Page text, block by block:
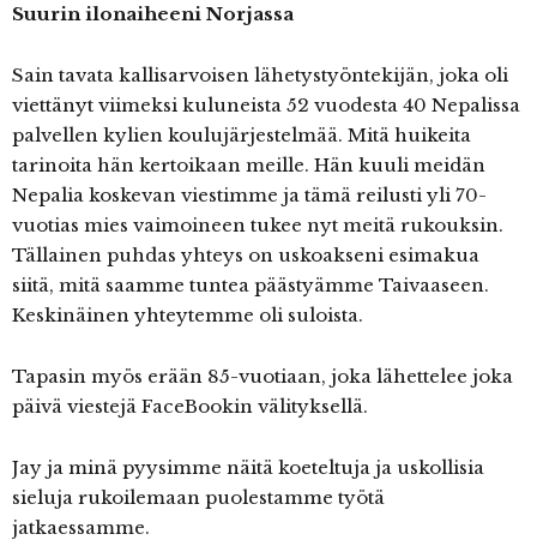
Suurin ilonaiheeni Norjassa
Sain tavata kallisarvoisen lähetystyöntekijän, joka oli
viettänyt viimeksi kuluneista 52 vuodesta 40 Nepalissa
palvellen kylien koulujärjestelmää. Mitä huikeita
tarinoita hän kertoikaan meille. Hän kuuli meidän
Nepalia koskevan viestimme ja tämä reilusti yli 70-
vuotias mies vaimoineen tukee nyt meitä rukouksin.
Tällainen puhdas yhteys on uskoakseni esimakua
siitä, mitä saamme tuntea päästyämme Taivaaseen.
Keskinäinen yhteytemme oli suloista.
Tapasin myös erään 85-vuotiaan, joka lähettelee joka
päivä viestejä FaceBookin välityksellä.
Jay ja minä pyysimme näitä koeteltuja ja uskollisia
sieluja rukoilemaan puolestamme työtä
jatkaessamme.